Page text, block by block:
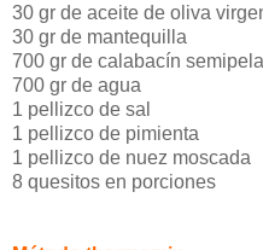
30 gr de aceite de oliva
30 gr de mantequilla
700 gr de calabacín
700 gr de agua
1 pellizco de sal
1 pellizco de pimienta
1 pellizco de nuez moscada
8 quesitos en porciones